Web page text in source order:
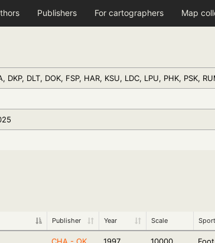
Publishers For cartographers Map
DKP, DLT, DOK, FSP, HAR, KSU, LDC, LPU, PHK, PSK,
Publisher Year Scale Sport